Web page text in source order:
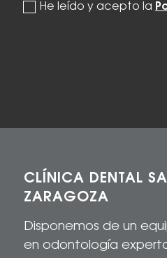
He leído y acepto la
CLÍNICA DENTAL
ZARAGOZA
Disponemos de un
en odontología